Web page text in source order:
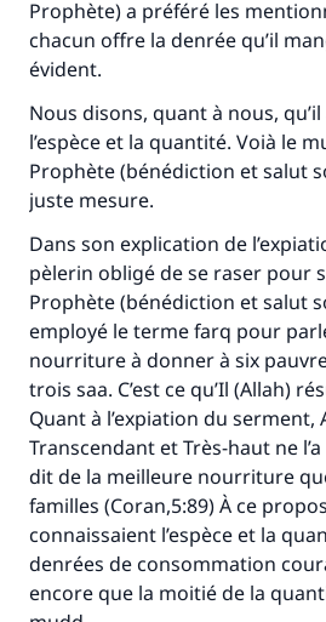
Prophète) a préféré les
chacun offre la denrée qu’il
évident.
Nous disons, quant à nous,
l’espèce et la quantité. Voià le
Prophète (bénédiction et salut
juste mesure.
Dans son explication de
pèlerin obligé de se raser pour
Prophète (bénédiction et salut
employé le terme farq pour
nourriture à donner à six
trois saa. C’est ce qu’Il (Allah)
Quant à l’expiation du serment,
Transcendant et Très-haut ne
dit de la meilleure nourriture
familles (Coran,5:89) À ce
connaissaient l’espèce et la
denrées de consommation
encore que la moitié de la